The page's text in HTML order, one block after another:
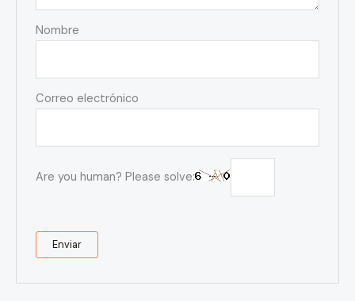
Nombre
Correo electrónico
Are you human? Please solve: